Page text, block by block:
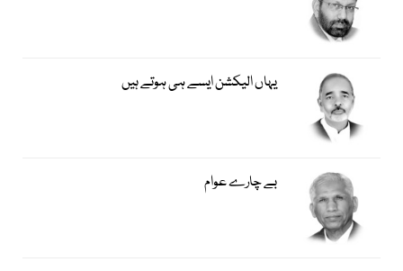
یہاں الیکشن ایسے ہی ہوتے ہیں
بے چارے عوام